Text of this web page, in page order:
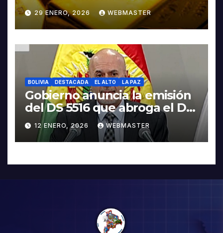
contra Irán
29 ENERO, 2026 WEBMASTER
BOLIVIA DESTACADA EL ALTO LA PAZ
Gobierno anuncia la emisión
del DS 5516 que abroga el DS
5503
12 ENERO, 2026 WEBMASTER